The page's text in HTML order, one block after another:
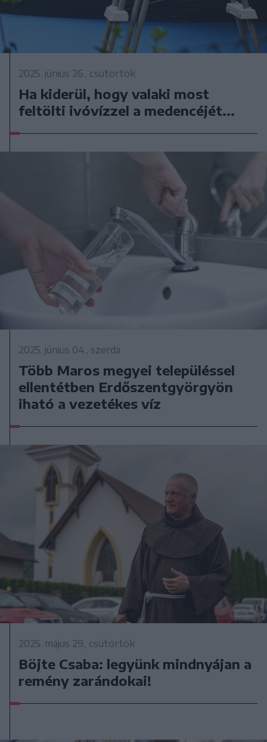
2025. június 26., csütörtök
Ha kiderül, hogy valaki most
feltölti ivóvízzel a medencéjét...
2025. június 04., szerda
Több Maros megyei településsel
ellentétben Erdőszentgyörgyön
iható a vezetékes víz
2025. május 29., csütörtök
Böjte Csaba: legyünk mindnyájan a
remény zarándokai!